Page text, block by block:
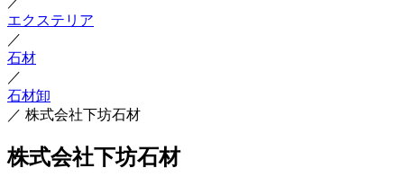
エクステリア
／
石材
／
石材卸
／ 株式会社下坊石材
株式会社下坊石材